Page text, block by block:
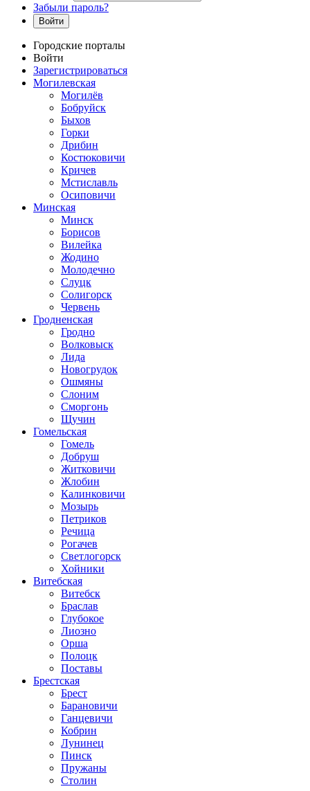
Забыли пароль?
Войти
Городские порталы
Войти
Зарегистрироваться
Могилевская
Могилёв
Бобруйск
Быхов
Горки
Дрибин
Костюковичи
Кричев
Мстиславль
Осиповичи
Минская
Минск
Борисов
Вилейка
Жодино
Молодечно
Слуцк
Солигорск
Червень
Гродненская
Гродно
Волковыск
Лида
Новогрудок
Ошмяны
Слоним
Сморгонь
Щучин
Гомельская
Гомель
Добруш
Житковичи
Жлобин
Калинковичи
Мозырь
Петриков
Речица
Рогачев
Светлогорск
Хойники
Витебская
Витебск
Браслав
Глубокое
Лиозно
Орша
Полоцк
Поставы
Брестская
Брест
Барановичи
Ганцевичи
Кобрин
Лунинец
Пинск
Пружаны
Столин